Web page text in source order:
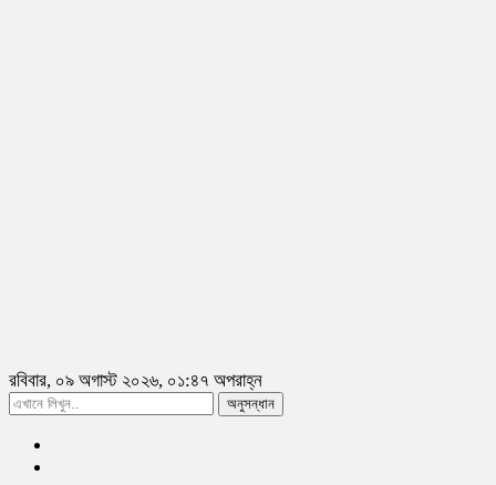
রবিবার, ০৯ অগাস্ট ২০২৬, ০১:৪৭ অপরাহ্ন
অনুসন্ধান